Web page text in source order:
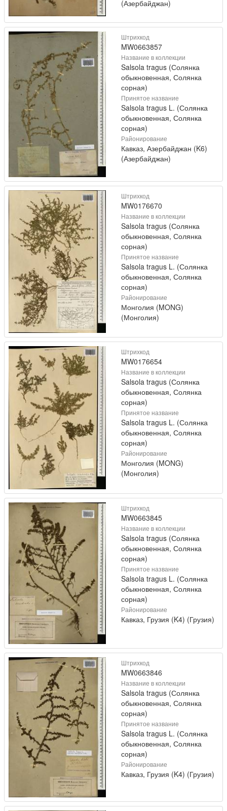
(Азербайджан)
Штрихкод
MW0663857
Название в коллекции
Salsola tragus (Солянка
обыкновенная, Солянка
сорная)
Принятое название
Salsola tragus L. (Солянка
обыкновенная, Солянка
сорная)
Районирование
Кавказ, Азербайджан (K6)
(Азербайджан)
Штрихкод
MW0176670
Название в коллекции
Salsola tragus (Солянка
обыкновенная, Солянка
сорная)
Принятое название
Salsola tragus L. (Солянка
обыкновенная, Солянка
сорная)
Районирование
Монголия (MONG)
(Монголия)
Штрихкод
MW0176654
Название в коллекции
Salsola tragus (Солянка
обыкновенная, Солянка
сорная)
Принятое название
Salsola tragus L. (Солянка
обыкновенная, Солянка
сорная)
Районирование
Монголия (MONG)
(Монголия)
Штрихкод
MW0663845
Название в коллекции
Salsola tragus (Солянка
обыкновенная, Солянка
сорная)
Принятое название
Salsola tragus L. (Солянка
обыкновенная, Солянка
сорная)
Районирование
Кавказ, Грузия (K4) (Грузия)
Штрихкод
MW0663846
Название в коллекции
Salsola tragus (Солянка
обыкновенная, Солянка
сорная)
Принятое название
Salsola tragus L. (Солянка
обыкновенная, Солянка
сорная)
Районирование
Кавказ, Грузия (K4) (Грузия)